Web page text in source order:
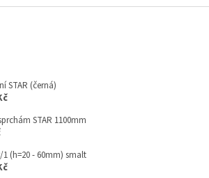
STAR (černá)
STAR 1100mm
1 (h=20 - 60mm) smalt